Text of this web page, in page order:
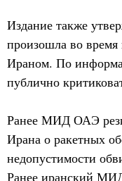
Издание также
произошла во
Ираном. По
публично
Ранее МИД ОАЭ
Ирана о ракетных
недопустимости
Ранее иранский